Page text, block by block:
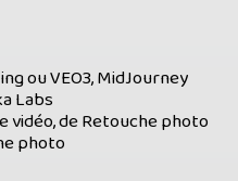
ou VEO3, MidJourney
Labs
vidéo, de Retouche photo
photo